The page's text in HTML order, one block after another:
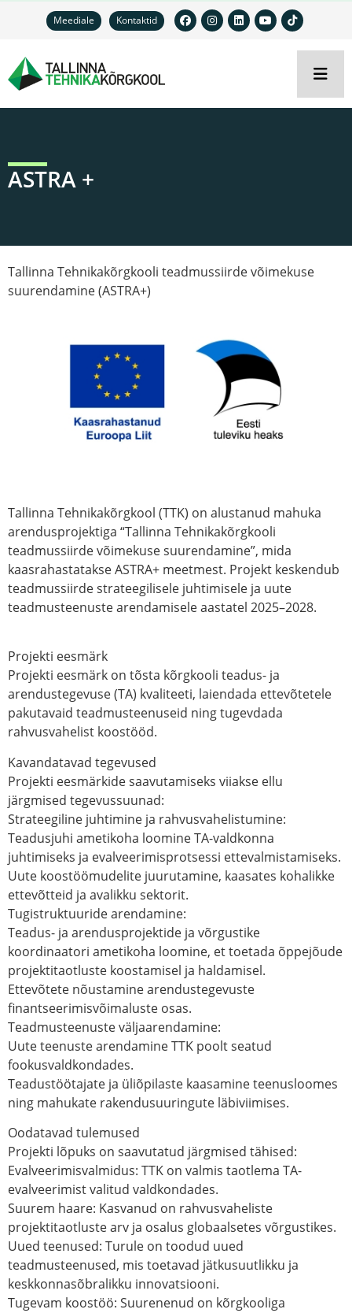
Meediale Kontaktid
ASTRA +
Tallinna Tehnikakõrgkooli teadmussiirde võimekuse
suurendamine (ASTRA+)
Tallinna Tehnikakõrgkool (TTK) on alustanud mahuka
arendusprojektiga “Tallinna Tehnikakõrgkooli
teadmussiirde võimekuse suurendamine”, mida
kaasrahastatakse ASTRA+ meetmest. Projekt keskendub
teadmussiirde strateegilisele juhtimisele ja uute
teadmusteenuste arendamisele aastatel 2025–2028.
Projekti eesmärk
Projekti eesmärk on tõsta kõrgkooli teadus- ja
arendustegevuse (TA) kvaliteeti, laiendada ettevõtetele
pakutavaid teadmusteenuseid ning tugevdada
rahvusvahelist koostööd.
Kavandatavad tegevused
Projekti eesmärkide saavutamiseks viiakse ellu
järgmised tegevussuunad:
Strateegiline juhtimine ja rahvusvahelistumine:
Teadusjuhi ametikoha loomine TA-valdkonna
juhtimiseks ja evalveerimisprotsessi ettevalmistamiseks.
Uute koostöömudelite juurutamine, kaasates kohalikke
ettevõtteid ja avalikku sektorit.
Tugistruktuuride arendamine:
Teadus- ja arendusprojektide ja võrgustike
koordinaatori ametikoha loomine, et toetada õppejõude
projektitaotluste koostamisel ja haldamisel.
Ettevõtete nõustamine arendustegevuste
finantseerimisvõimaluste osas.
Teadmusteenuste väljaarendamine:
Uute teenuste arendamine TTK poolt seatud
fookusvaldkondades.
Teadustöötajate ja üliõpilaste kaasamine teenusloomes
ning mahukate rakendusuuringute läbiviimises.
Oodatavad tulemused
Projekti lõpuks on saavutatud järgmised tähised:
Evalveerimisvalmidus: TTK on valmis taotlema TA-
evalveerimist valitud valdkondades.
Suurem haare: Kasvanud on rahvusvaheliste
projektitaotluste arv ja osalus globaalsetes võrgustikes.
Uued teenused: Turule on toodud uued
teadmusteenused, mis toetavad jätkusuutlikku ja
keskkonnasõbralikku innovatsiooni.
Tugevam koostöö: Suurenenud on kõrgkooliga